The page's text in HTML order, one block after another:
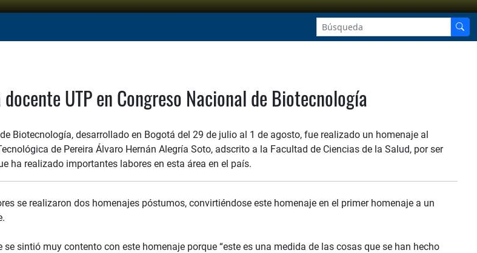
UTP en Congreso Nacional de Biotecnología
Biotecnología, desarrollado en Bogotá del 29 de julio al 1 de agosto, fue realizado un homenaje al
de Pereira Álvaro Hernán Alegría Soto, adscrito a la Facultad de Ciencias de la Salud, por ser
ha realizado importantes labores en esta área en el país.
se realizaron dos homenajes póstumos, convirtiéndose este homenaje en el primer homenaje a un
se sintió muy contento con este homenaje porque “este es una medida de las cosas que se han hecho